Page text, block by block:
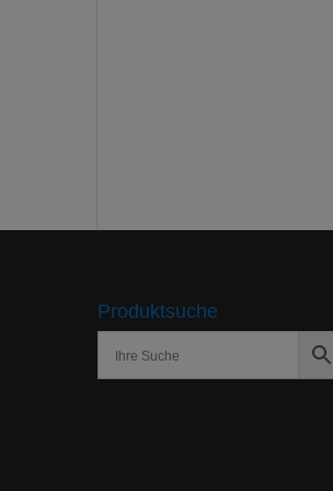
Produktsuche